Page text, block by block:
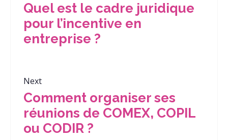
Quel est le cadre juridique
pour l’incentive en
entreprise ?
Next
Comment organiser ses
réunions de COMEX, COPIL
ou CODIR ?